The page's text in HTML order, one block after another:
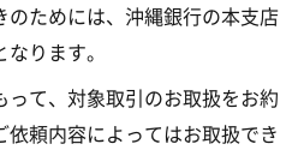
のためには、沖縄銀行の本支店
ります。
て、対象取引のお取扱をお約
頼内容によってはお取扱でき